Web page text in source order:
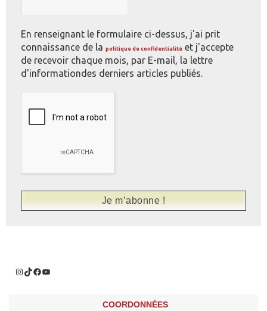
En renseignant le formulaire ci-dessus, j'ai prit
connaissance de la politique de confidentialité et j'accepte
de recevoir chaque mois, par E-mail, la lettre
d'informationdes derniers articles publiés.
COORDONNÉES